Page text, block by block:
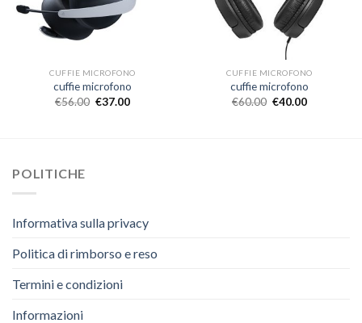
CUFFIE MICROFONO
cuffie microfono
€56.00 €37.00
CUFFIE MICROFONO
cuffie microfono
€60.00 €40.00
POLITICHE
Informativa sulla privacy
Politica di rimborso e reso
Termini e condizioni
Informazioni